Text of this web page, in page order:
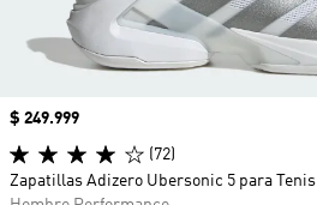
Precio
$ 249.999
(72)
Zapatillas Adizero Ubersonic 5 para Tenis